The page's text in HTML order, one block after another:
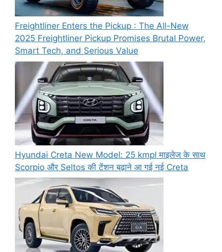
Freightliner Enters the Pickup : The All-New
2025 Freightliner Pickup Promises Brutal Power,
Smart Tech, and Serious Value
Hyundai Creta New Model: 25 kmpl माइलेज के साथ
Scorpio और Seltos की टेंशन बढ़ाने आ गई नई Creta